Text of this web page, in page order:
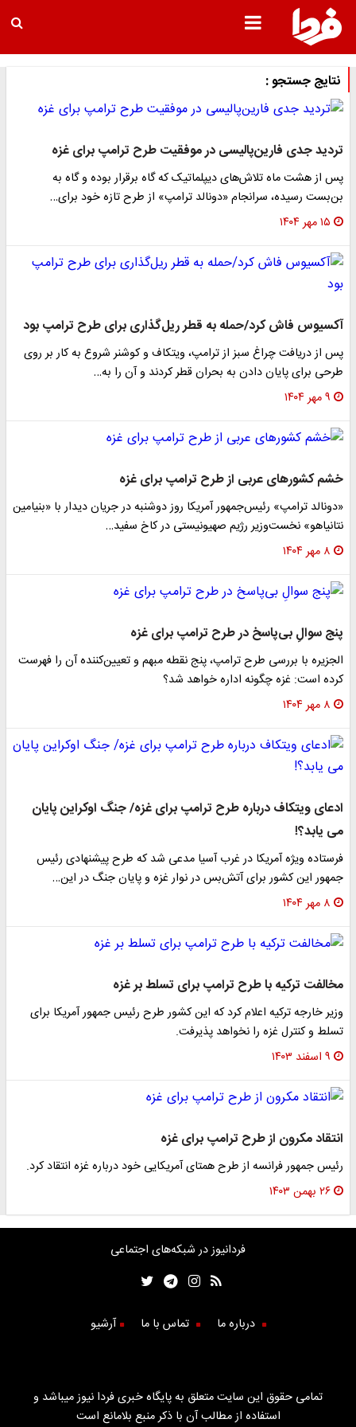
نتایج جستجو :
تردید جدی فارین‌پالیسی در موفقیت طرح ترامپ برای غزه
پس از هشت ماه تلاش‌های دیپلماتیک که گاه برقرار بوده و گاه به
بن‌بست رسیده، سرانجام «دونالد ترامپ» از طرح تازه خود برای…
۱۵ مهر ۱۴۰۴
آکسیوس فاش کرد/حمله به قطر ریل‌گذاری برای طرح ترامپ بود
پس از دریافت چراغ سبز از ترامپ، ویتکاف و کوشنر شروع به کار بر روی
طرحی برای پایان دادن به بحران قطر کردند و آن را به…
۹ مهر ۱۴۰۴
خشم کشورهای عربی از طرح ترامپ برای غزه
«دونالد ترامپ» رئیس‌جمهور آمریکا روز دوشنبه در جریان دیدار با «بنیامین
نتانیاهو» نخست‌وزیر رژیم صهیونیستی در کاخ سفید…
۸ مهر ۱۴۰۴
پنج سوالِ بی‌پاسخ در طرح ترامپ برای غزه
الجزیره با بررسی طرح ترامپ، پنج نقطه مبهم و تعیین‌کننده آن را فهرست
کرده است: غزه چگونه اداره خواهد شد؟
۸ مهر ۱۴۰۴
ادعای ویتکاف درباره طرح ترامپ برای غزه/ جنگ اوکراین پایان
می یابد؟!
فرستاده ویژه آمریکا در غرب آسیا مدعی شد که طرح پیشنهادی رئیس
جمهور این کشور برای آتش‌بس در نوار غزه و پایان جنگ در این…
۸ مهر ۱۴۰۴
مخالفت ترکیه با طرح ترامپ برای تسلط بر غزه
وزیر خارجه ترکیه اعلام کرد که این کشور طرح رئیس جمهور آمریکا برای
تسلط و کنترل غزه را نخواهد پذیرفت.
۹ اسفند ۱۴۰۳
انتقاد مکرون از طرح ترامپ برای غزه
رئیس جمهور فرانسه از طرح همتای آمریکایی خود درباره غزه انتقاد کرد.
۲۶ بهمن ۱۴۰۳
فردانیوز در شبکه‌های اجتماعی
درباره ما تماس با ما آرشیو
تمامی حقوق این سایت متعلق به پایگاه خبری فردا نیوز میباشد و
استفاده از مطالب آن با ذکر منبع بلامانع است